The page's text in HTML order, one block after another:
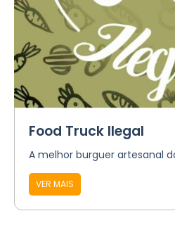
Food Truck Ilegal
A melhor burguer artesanal
VER MAIS